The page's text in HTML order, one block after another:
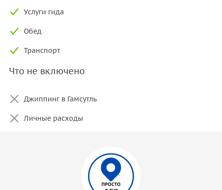
Услуги гида
Обед
Транспорт
Что не включено
Джиппинг в Гамсутль
Личные расходы